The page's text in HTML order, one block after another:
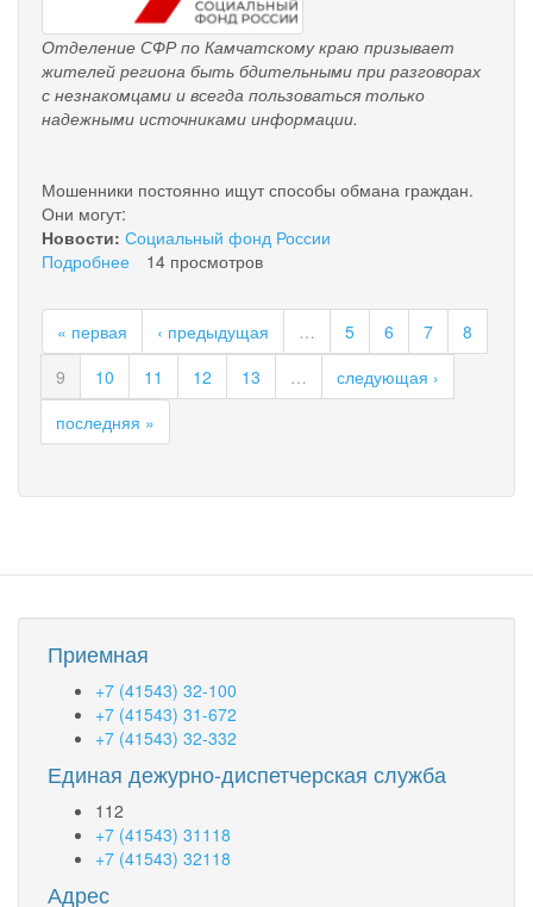
Отделение СФР по Камчатскому краю призывает
жителей региона быть бдительными при разговорах
с незнакомцами и всегда пользоваться только
надежными источниками информации.
Мошенники постоянно ищут способы обмана граждан.
Они могут:
Новости: Социальный фонд России
Подробнее
СФР
Камчатскому
краю
предостерегает
граждан
от
14 просмотров
« первая ‹ предыдущая … 5 6 7
8
9
10 11 12 13 …
следующая ›
последняя »
Приемная
+7 (41543) 32-100
+7 (41543) 31-672
+7 (41543) 32-332
Единая дежурно-диспетчерская служба
112
+7 (41543) 31118
+7 (41543) 32118
Адрес